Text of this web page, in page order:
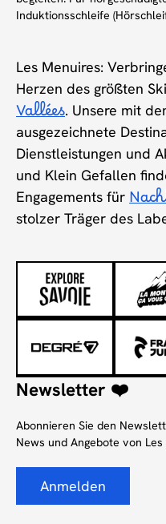
Induktionsschleife
Les Menuires:
Herzen des größten
Vallées. Unsere mit
ausgezeichnete
Dienstleistungen und
und Klein Gefallen
Engagements für
stolzer Träger des
Newsletter ❤️
Abonnieren Sie den
News und Angebote von
Anmelden